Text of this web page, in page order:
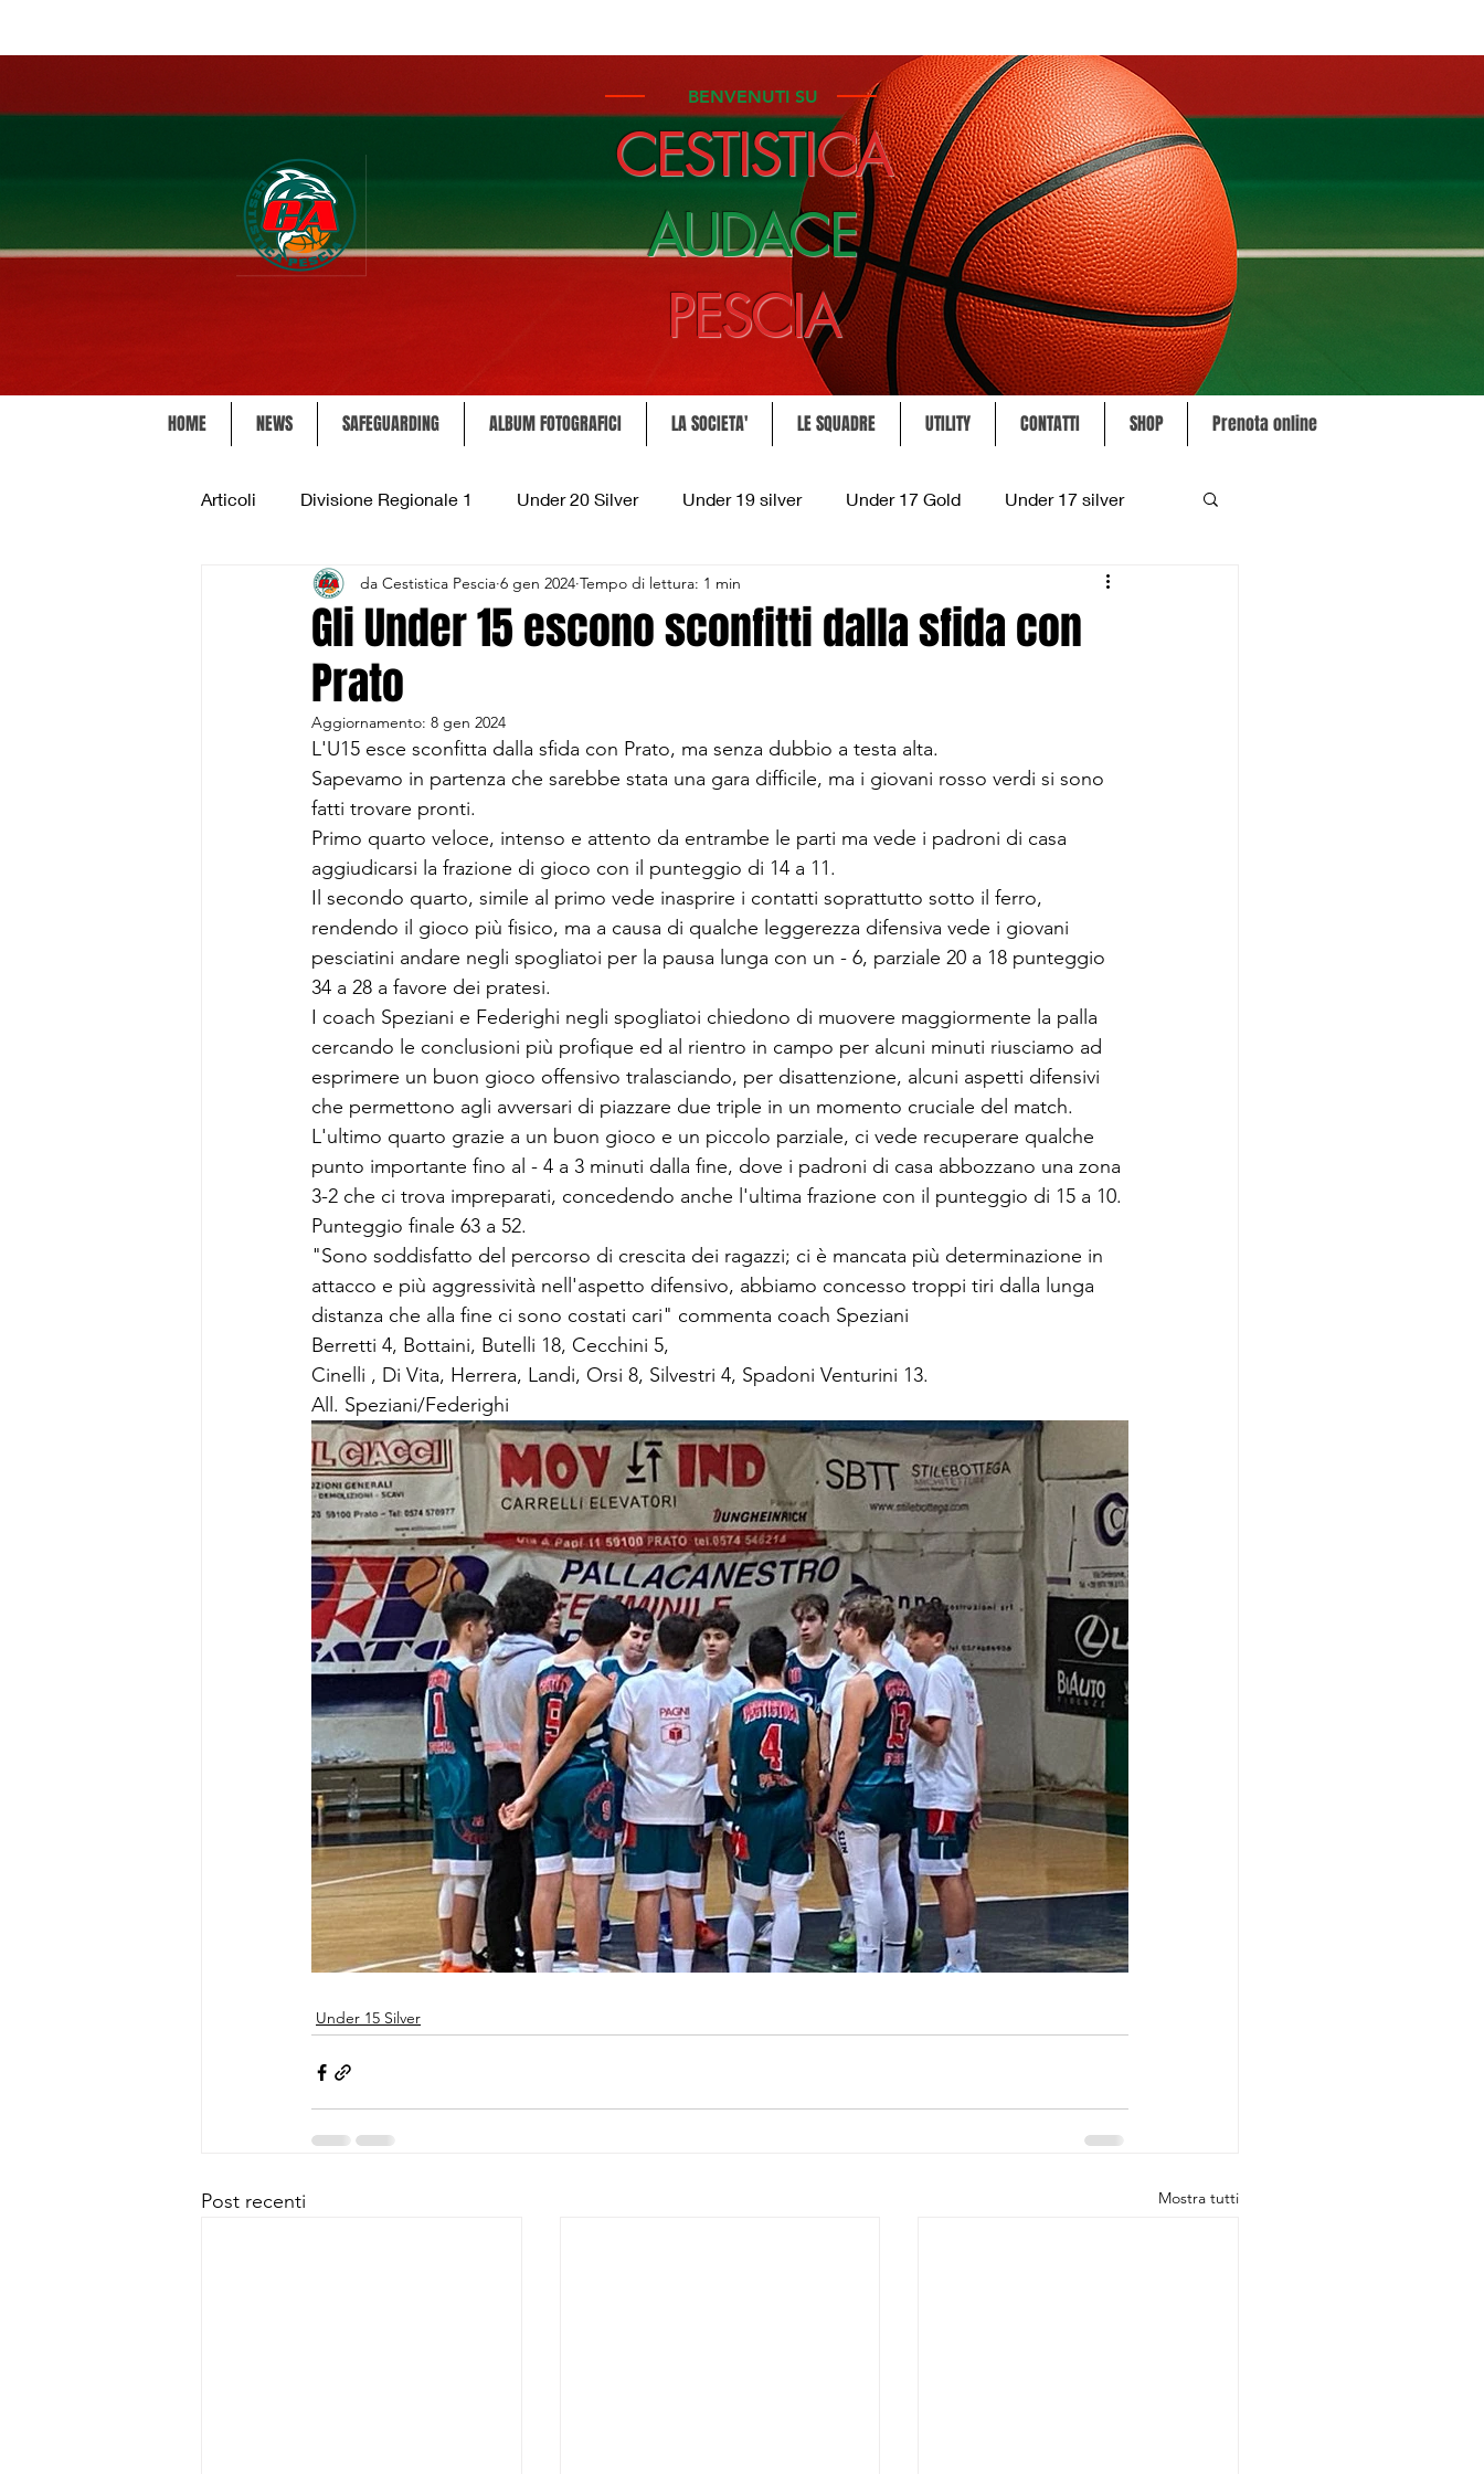
BENVENUTI SU
CESTISTICA
AUDACE
PESCIA
HOME NEWS SAFEGUARDING ALBUM FOTOGRAFICI LA SOCIETA' LE SQUADRE UTILITY CONTATTI SHOP Prenota online
Articoli Divisione Regionale 1 Under 20 Silver Under 19 silver Under 17 Gold Under 17 silver
Under 15 Silver Under 14 Silver Under 13 Silver
CSI Juniores CSI Under 13
Gli Under 15 escono sconfitti dalla sfida con
Prato
da Cestistica Pescia 6 gen 2024 Tempo di lettura: 1 min
Aggiornamento: 8 gen 2024
L'U15 esce sconfitta dalla sfida con Prato, ma senza dubbio a testa alta.
Sapevamo in partenza che sarebbe stata una gara difficile, ma i giovani rosso verdi si sono
fatti trovare pronti.
Primo quarto veloce, intenso e attento da entrambe le parti ma vede i padroni di casa
aggiudicarsi la frazione di gioco con il punteggio di 14 a 11.
Il secondo quarto, simile al primo vede inasprire i contatti soprattutto sotto il ferro,
rendendo il gioco più fisico, ma a causa di qualche leggerezza difensiva vede i giovani
pesciatini andare negli spogliatoi per la pausa lunga con un - 6, parziale 20 a 18 punteggio
34 a 28 a favore dei pratesi.
I coach Speziani e Federighi negli spogliatoi chiedono di muovere maggiormente la palla
cercando le conclusioni più profique ed al rientro in campo per alcuni minuti riusciamo ad
esprimere un buon gioco offensivo tralasciando, per disattenzione, alcuni aspetti difensivi
che permettono agli avversari di piazzare due triple in un momento cruciale del match.
L'ultimo quarto grazie a un buon gioco e un piccolo parziale, ci vede recuperare qualche
punto importante fino al - 4 a 3 minuti dalla fine, dove i padroni di casa abbozzano una zona
3-2 che ci trova impreparati, concedendo anche l'ultima frazione con il punteggio di 15 a 10.
Punteggio finale 63 a 52.
"Sono soddisfatto del percorso di crescita dei ragazzi; ci è mancata più determinazione in
attacco e più aggressività nell'aspetto difensivo, abbiamo concesso troppi tiri dalla lunga
distanza che alla fine ci sono costati cari" commenta coach Speziani
Berretti 4, Bottaini, Butelli 18, Cecchini 5,
Cinelli , Di Vita, Herrera, Landi, Orsi 8, Silvestri 4, Spadoni Venturini 13.
All. Speziani/Federighi
Under 15 Silver
Post recenti Mostra tutti